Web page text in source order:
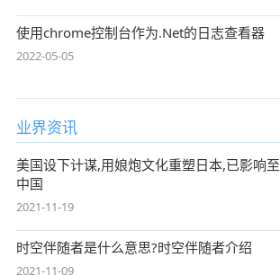
使用chrome控制台作为.Net的日志查看器
2022-05-05
业界资讯
美国设下计谋,用娘炮文化重塑日本,已影响至
中国
2021-11-19
时空伴随者是什么意思?时空伴随者介绍
2021-11-09